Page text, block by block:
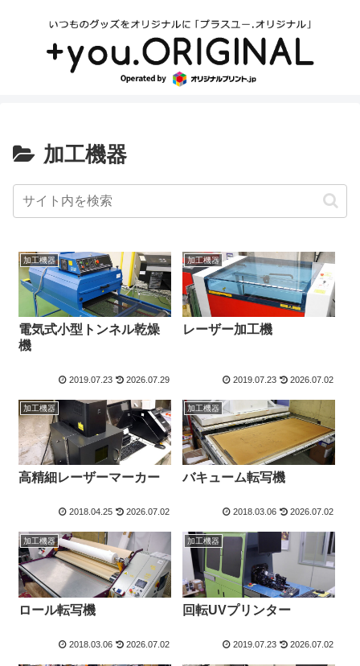
加工機器
加工機器
電気式小型トンネル乾燥
機
2019.07.23 2026.07.29
加工機器
レーザー加工機
2019.07.23 2026.07.02
加工機器
高精細レーザーマーカー
2018.04.25 2026.07.02
加工機器
バキューム転写機
2018.03.06 2026.07.02
加工機器
ロール転写機
2018.03.06 2026.07.02
加工機器
回転UVプリンター
2019.07.23 2026.07.02